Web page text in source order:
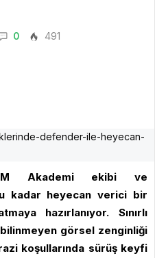
0
491
Akademi ekibi ve
kadar heyecan verici bir
hazırlanıyor. Sınırlı
bilinmeyen görsel zenginliği
koşullarında sürüş keyfi